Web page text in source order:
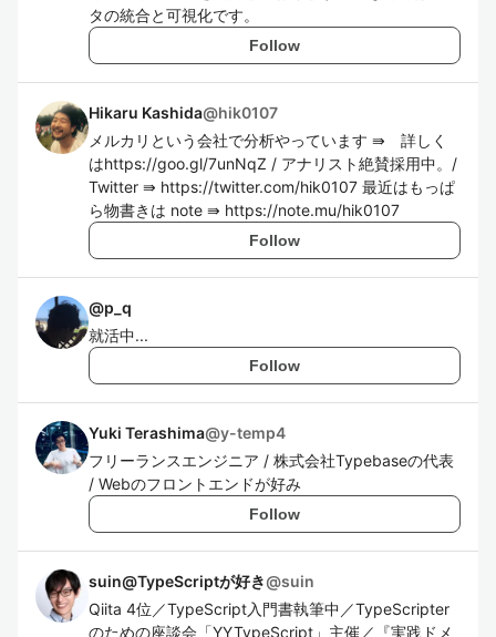
タの統合と可視化です。
Follow
Hikaru Kashida@hik0107
メルカリという会社で分析やっています ⇛ 詳しく
はhttps://goo.gl/7unNqZ / アナリスト絶賛採用中。/
Twitter ⇛ https://twitter.com/hik0107 最近はもっぱ
ら物書きは note ⇛ https://note.mu/hik0107
Follow
@p_q
就活中...
Follow
Yuki Terashima@y-temp4
フリーランスエンジニア / 株式会社Typebaseの代表
/ Webのフロントエンドが好み
Follow
suin@TypeScriptが好き@suin
Qiita 4位／TypeScript入門書執筆中／TypeScripter
のための座談会「YYTypeScript」主催／『実践ドメ